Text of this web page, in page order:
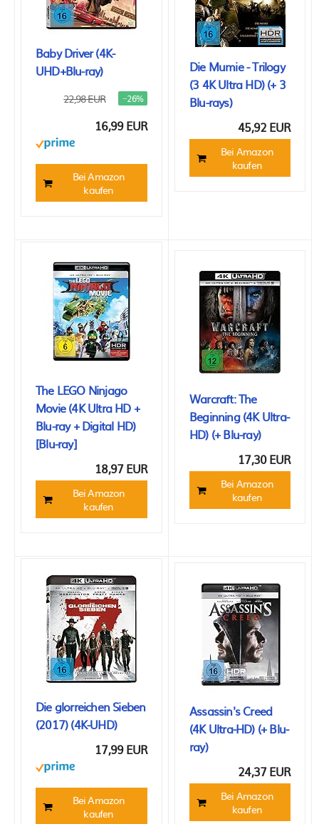
Baby Driver (4K-
UHD+Blu-ray)
22,98 EUR −26%
16,99 EUR
Bei Amazon
kaufen
Die Mumie - Trilogy
(3 4K Ultra HD) (+ 3
Blu-rays)
45,92 EUR
Bei Amazon
kaufen
The LEGO Ninjago
Movie (4K Ultra HD +
Blu-ray + Digital HD)
[Blu-ray]
18,97 EUR
Bei Amazon
kaufen
Warcraft: The
Beginning (4K Ultra-
HD) (+ Blu-ray)
17,30 EUR
Bei Amazon
kaufen
Die glorreichen Sieben
(2017) (4K-UHD)
17,99 EUR
Bei Amazon
kaufen
Assassin's Creed
(4K Ultra-HD) (+ Blu-
ray)
24,37 EUR
Bei Amazon
kaufen